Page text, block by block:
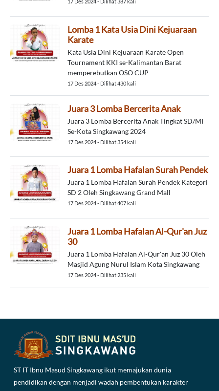
17 Des 2024 - Dilihat 387 kali
Lomba 1 Kata Usia Dini Kejuaraan
Karate
Kata Usia Dini Kejuaraan Karate Open
Tournament KKI se-Kalimantan Barat
memperebutkan OSO CUP
17 Des 2024 - Dilihat 430 kali
Juara 3 Lomba Bercerita Anak
Juara 3 Lomba Bercerita Anak Tingkat SD/MI
Se-Kota Singkawang 2024
17 Des 2024 - Dilihat 354 kali
Juara 1 Lomba Hafalan Surah Pendek
Juara 1 Lomba Hafalan Surah Pendek Kategori
SD 2 Oleh Singkawang Grand Mall
17 Des 2024 - Dilihat 407 kali
Juara 1 Lomba Hafalan Al-Qur'an Juz
30
Juara 1 Lomba Hafalan Al-Qur'an Juz 30 Oleh
Masjid Agung Nurul Islam Kota Singkawang
17 Des 2024 - Dilihat 235 kali
ST IT Ibnu Masud Singkawang ikut memajukan dunia
pendidikan dengan menjadi wadah pembentukan karakter